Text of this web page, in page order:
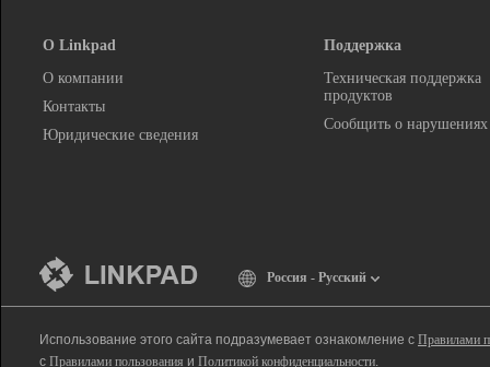
О Linkpad
О компании
Контакты
Юридические сведения
Поддержка
Техническая поддержка
продуктов
Сообщить о нарушениях
Россия - Русский
Использование этого сайта подразумевает ознакомление с Правилами
с Правилами пользования и Политикой конфиденциальности.